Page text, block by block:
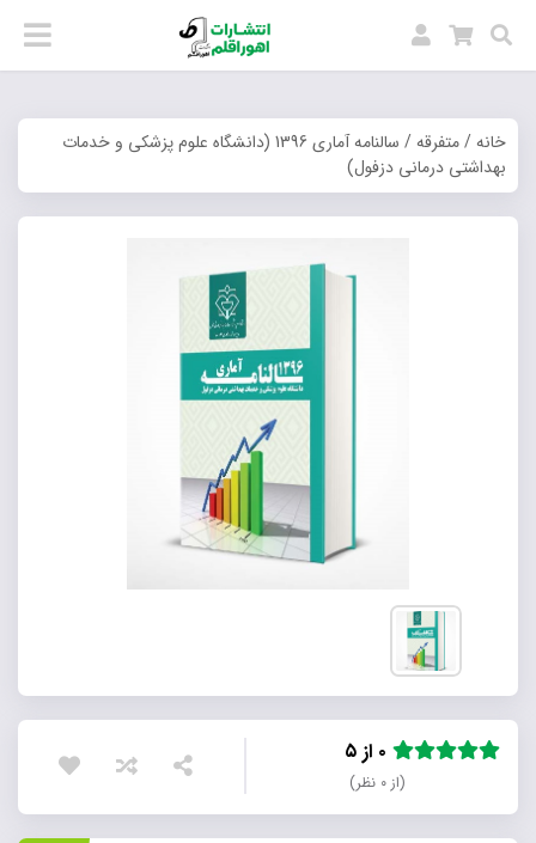
خانه/متفرقه
/ سالنامه آماری 1396 (دانشگاه علوم پزشکی و خدمات
بهداشتی درمانی دزفول)
(از ۰ نظر)